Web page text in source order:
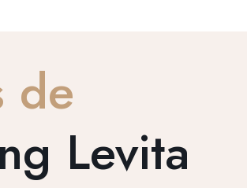
de
Levita